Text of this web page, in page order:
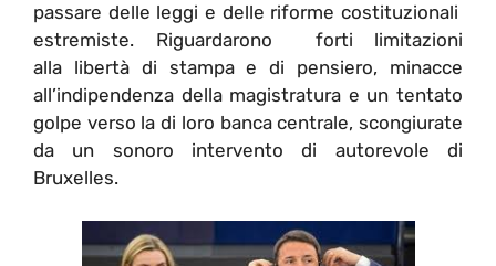
passare delle leggi e delle riforme costituzionali
estremiste. Riguardarono forti limitazioni
alla libertà di stampa e di pensiero, minacce
all’indipendenza della magistratura e un tentato
golpe verso la di loro banca centrale, scongiurate
da un sonoro intervento di autorevole di
Bruxelles.